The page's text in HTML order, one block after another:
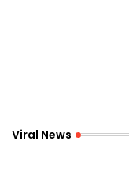
Viral News